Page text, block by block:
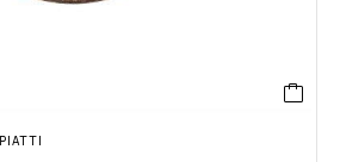
PIATTI